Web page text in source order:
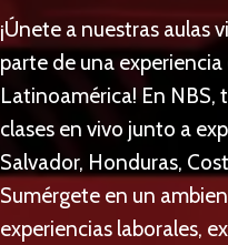
¡Únete a nuestras aulas
parte de una
Latinoamérica! En
clases en vivo junto a
Salvador, Honduras,
Sumérgete en un
experiencias laborales,